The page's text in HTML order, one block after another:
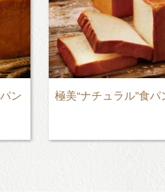
PABLOmini - プレーン